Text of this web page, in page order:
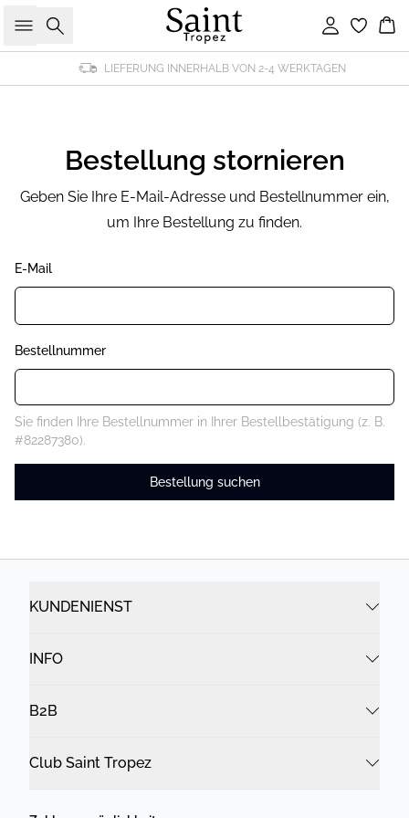
Suche Einloggen
LIEFERUNG INNERHALB VON 2-4 WERKTAGEN
Bestellung stornieren
Geben Sie Ihre E-Mail-Adresse und Bestellnummer ein,
um Ihre Bestellung zu finden.
E-Mail
Bestellnummer
Sie finden Ihre Bestellnummer in Ihrer Bestellbestätigung (z. B.
#82287380).
Bestellung suchen
KUNDENIENST
INFO
B2B
Club Saint Tropez